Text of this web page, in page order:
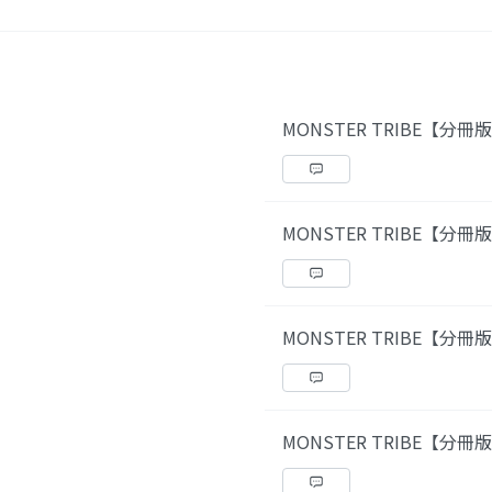
MONSTER TRIBE【分冊
MONSTER TRIBE【分冊
MONSTER TRIBE【分冊
MONSTER TRIBE【分冊